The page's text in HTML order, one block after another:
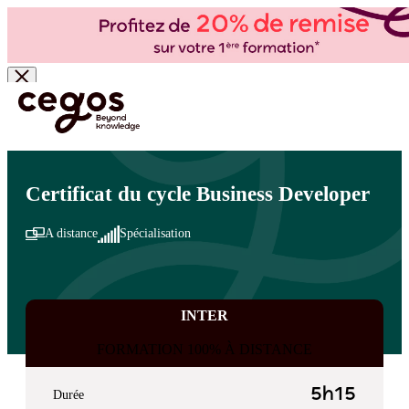
Skip to main content
Vous êtes ici : Accueil >Cegos, organisme de formation à Paris et en régions
>Vente et négociation
Certificat du cycle Business Developer
A distance Spécialisation
INTER
FORMATION 100% À DISTANCE
Durée 5h15